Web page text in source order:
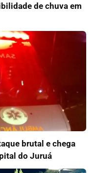
de chuva em
brutal e chega
do Juruá